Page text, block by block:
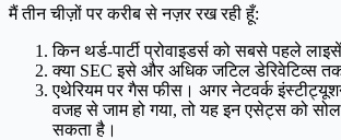
मैं तीन चीज़ों पर करीब से नज़र रख रही हूँ:
किन थर्ड-पार्टी प्रोवाइडर्स को सबसे पहले
क्या SEC इसे और अधिक जटिल डेरिवेटिव्स तक
एथेरियम पर गैस फीस। अगर नेटवर्क
वजह से जाम हो गया, तो यह इन एसेट्स को
सकता है।